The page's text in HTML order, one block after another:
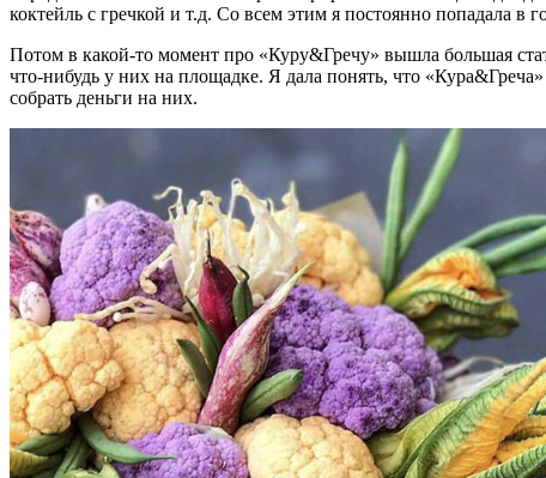
коктейль с гречкой и т.д. Со всем этим я постоянно попадала в
Потом в какой-то момент про «Куру&Гречу» вышла большая
что-нибудь у них на площадке. Я дала понять, что
собрать деньги на них.